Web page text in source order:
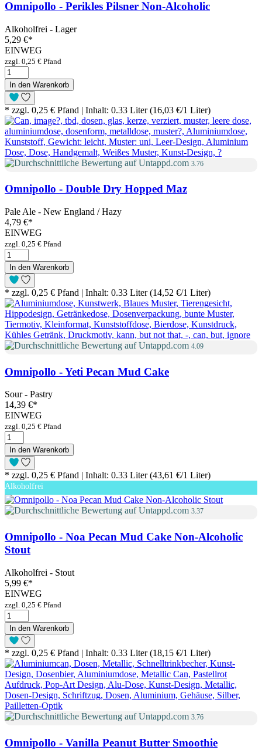
Omnipollo - Perikles Pilsner Non-Alcoholic
Alkoholfrei - Lager
5,29 €*
EINWEG
zzgl. 0,25 € Pfand
In den Warenkorb
* zzgl. 0,25 € Pfand | Inhalt: 0.33 Liter (16,03 €/1 Liter)
3.76
Omnipollo - Double Dry Hopped Maz
Pale Ale - New England / Hazy
4,79 €*
EINWEG
zzgl. 0,25 € Pfand
In den Warenkorb
* zzgl. 0,25 € Pfand | Inhalt: 0.33 Liter (14,52 €/1 Liter)
4.09
Omnipollo - Yeti Pecan Mud Cake
Sour - Pastry
14,39 €*
EINWEG
zzgl. 0,25 € Pfand
In den Warenkorb
* zzgl. 0,25 € Pfand | Inhalt: 0.33 Liter (43,61 €/1 Liter)
Alkoholfrei
3.37
Omnipollo - Noa Pecan Mud Cake Non-Alcoholic
Stout
Alkoholfrei - Stout
5,99 €*
EINWEG
zzgl. 0,25 € Pfand
In den Warenkorb
* zzgl. 0,25 € Pfand | Inhalt: 0.33 Liter (18,15 €/1 Liter)
3.76
Omnipollo - Vanilla Peanut Butter Smoothie